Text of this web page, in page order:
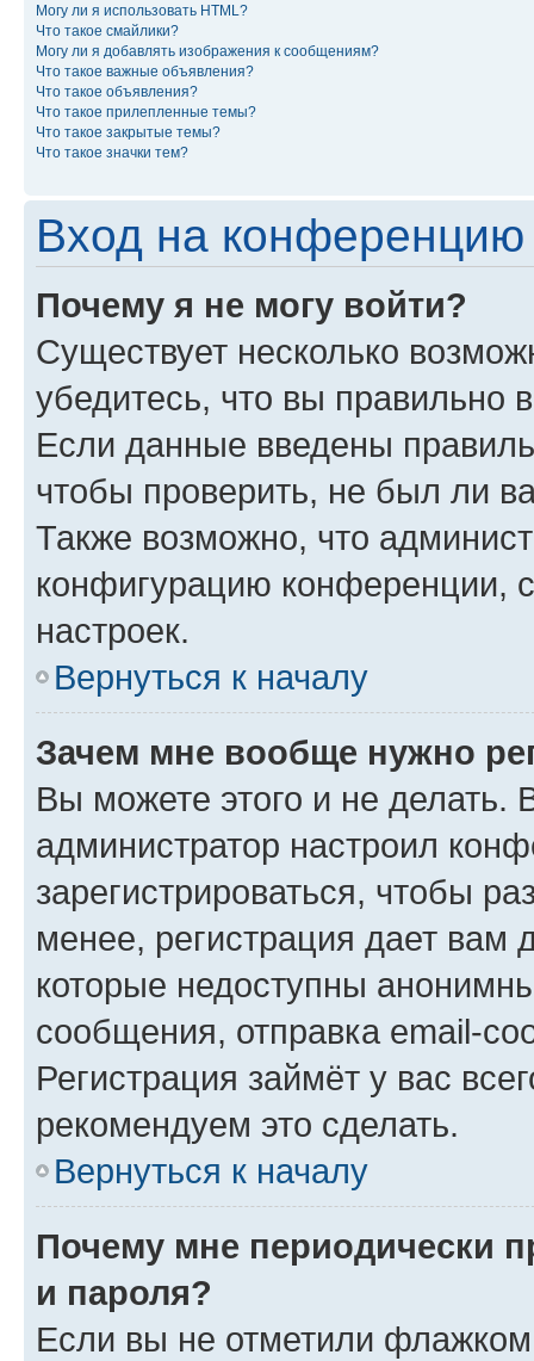
Могу ли я использовать HTML?
Что такое смайлики?
Могу ли я добавлять изображения к сообщениям?
Что такое важные объявления?
Что такое объявления?
Что такое прилепленные темы?
Что такое закрытые темы?
Что такое значки тем?
Вход на конференцию
Почему я не могу войти?
Существует несколько
убедитесь, что вы правильно
Если данные введены
чтобы проверить, не был ли
Также возможно, что
конфигурацию конференции,
настроек.
Вернуться к началу
Зачем мне вообще нужно
Вы можете этого и не делать.
администратор настроил
зарегистрироваться, чтобы
менее, регистрация дает вам
которые недоступны
сообщения, отправка email-
Регистрация займёт у вас
рекомендуем это сделать.
Вернуться к началу
Почему мне периодически
и пароля?
Если вы не отметили